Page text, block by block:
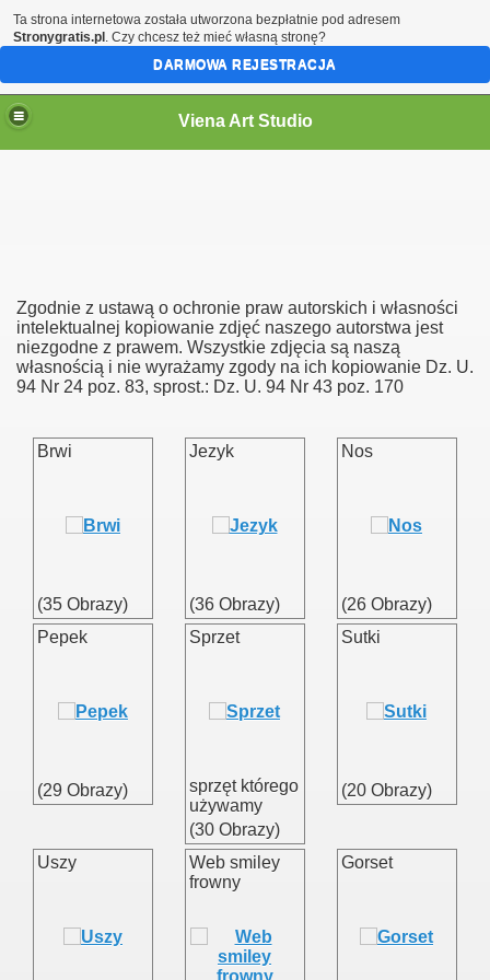
Viena Art Studio
Zgodnie z ustawą o ochronie praw autorskich i własności
intelektualnej kopiowanie zdjęć naszego autorstwa jest
niezgodne z prawem. Wszystkie zdjęcia są naszą
własnością i nie wyrażamy zgody na ich kopiowanie Dz. U.
94 Nr 24 poz. 83, sprost.: Dz. U. 94 Nr 43 poz. 170
Brwi
(35 Obrazy)
Jezyk
(36 Obrazy)
Nos
(26 Obrazy)
Pepek
(29 Obrazy)
Sprzet
sprzęt którego
używamy
(30 Obrazy)
Sutki
(20 Obrazy)
Uszy
Web smiley
frowny
Gorset
Ta strona internetowa została utworzona bezpłatnie pod adresem
Stronygratis.pl . Czy chcesz też mieć własną stronę?
DARMOWA REJESTRACJA